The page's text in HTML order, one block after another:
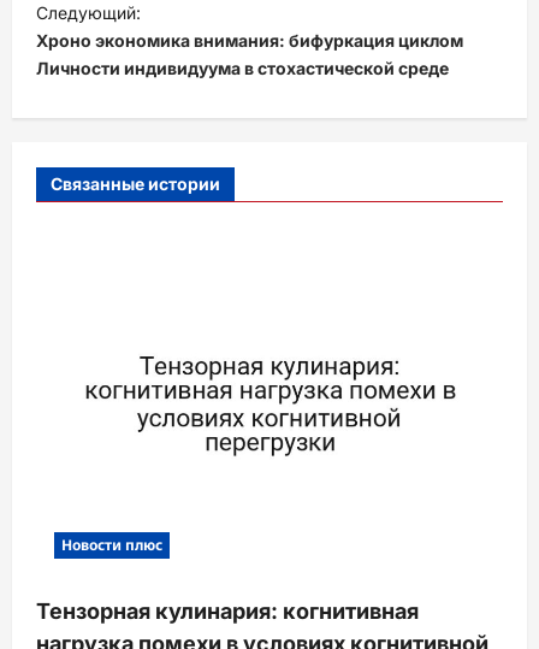
г
а
я
з
Следующий:
Хроно экономика внимания: бифуркация циклом
Личности индивидуума в стохастической среде
Связанные истории
Новости плюс
Тензорная кулинария: когнитивная
нагрузка помехи в условиях когнитивной